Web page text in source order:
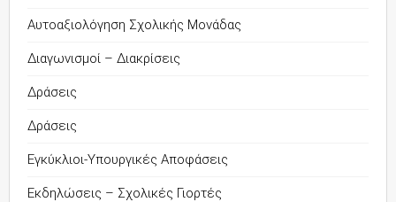
Αυτοαξιολόγηση Σχολικής Μονάδας
Διαγωνισμοί – Διακρίσεις
Δράσεις
Δράσεις
Εγκύκλιοι-Υπουργικές Αποφάσεις
Εκδηλώσεις – Σχολικές Γιορτές